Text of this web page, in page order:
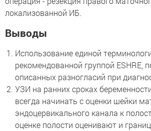
локализованной ИБ.
Выводы
Использование единой
рекомендованной группой ESHRE,
описанных разногласий при
УЗИ на ранних сроках
всегда начинать с оценки шейки
эндоцервикального канала к
оценке полости оценивают и